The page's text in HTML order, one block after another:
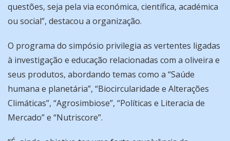
questões, seja pela via económica, científica, académica
ou social”, destacou a organização.
O programa do simpósio privilegia as vertentes ligadas
à investigação e educação relacionadas com a oliveira e
seus produtos, abordando temas como a “Saúde
humana e planetária”, “Biocircularidade e Alterações
Climáticas”, “Agrosimbiose”, “Políticas e Literacia de
Mercado” e “Nutriscore”.